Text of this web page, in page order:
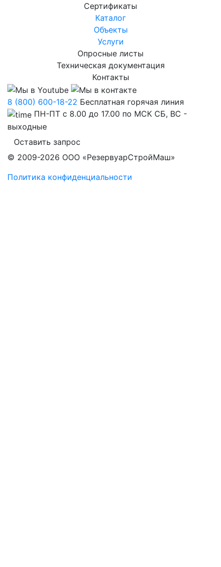
Сертификаты
Каталог
Объекты
Услуги
Опросные листы
Техническая документация
Контакты
8 (800) 600-18-22 Бесплатная горячая линия
ПН-ПТ с 8.00 до 17.00 по МСК СБ, ВС -
выходные
Оставить запрос
© 2009-2026 ООО «РезервуарСтройМаш»
Политика конфиденциальности